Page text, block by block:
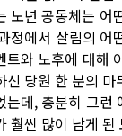
노년 공동체는 어
정에서 살림의 어
트와 노후에 대해
신 당원 한 분의
는데, 충분히 그런
훨씬 많이 남게